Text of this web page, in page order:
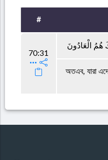
#
70:31
هُمُ الْعَادُونَ
অতএব, যারা